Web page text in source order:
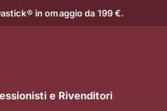
in omaggio da 199 €.
e Rivenditori